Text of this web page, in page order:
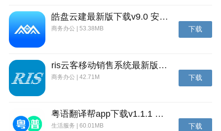
-“最近的店铺”功能上线。轻松寻找附近门店，前往零售
店尽情享受adidas的一系列服务和福利，亲自挑选你心
仪的商品；
-在线客服对话可接收商品卡片信息，方便快速浏览
皓盘云建最新版下载v9.0 安卓版
商务办公 | 53.38MB 下载
ris云客移动销售系统最新版下载v1.1.25 安卓手机版
商务办公 | 42.71M 下载
粤语翻译帮app下载v1.1.1 安卓版
生活服务 | 60.01MB 下载